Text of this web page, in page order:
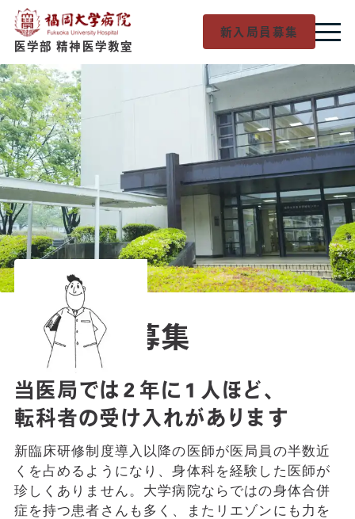
医学部 精神医学教室
新入局員募集
既卒医師募集
当医局では２年に１人ほど、
転科者の受け入れがあります
新臨床研修制度導入以降の医師が医局員の半数近
くを占めるようになり、身体科を経験した医師が
珍しくありません。大学病院ならではの身体合併
症を持つ患者さんも多く、またリエゾンにも力を